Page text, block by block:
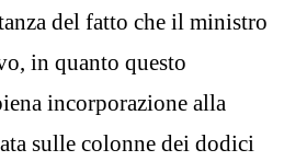
del fatto che il ministro
in quanto questo
incorporazione alla
sulle colonne dei dodici